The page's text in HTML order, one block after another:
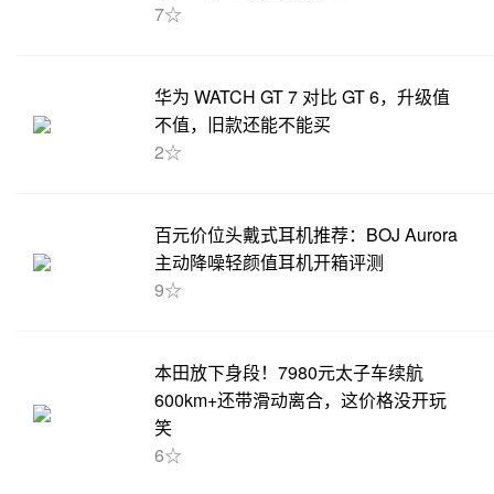
7☆
华为 WATCH GT 7 对比 GT 6，升级值
不值，旧款还能不能买
2☆
百元价位头戴式耳机推荐：BOJ Aurora
主动降噪轻颜值耳机开箱评测
9☆
本田放下身段！7980元太子车续航
600km+还带滑动离合，这价格没开玩
笑
6☆